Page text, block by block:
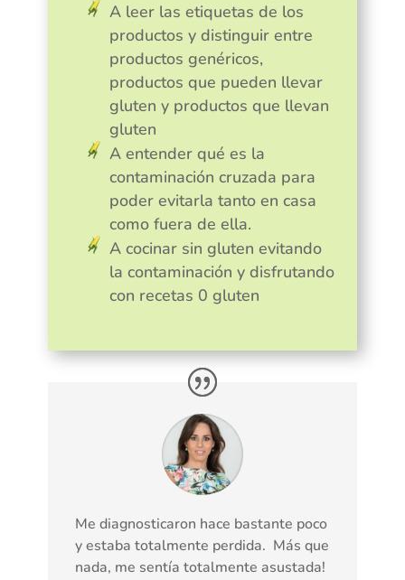
A leer las etiquetas de los
productos y distinguir entre
productos genéricos,
productos que pueden llevar
gluten y productos que llevan
gluten
A entender qué es la
contaminación cruzada para
poder evitarla tanto en casa
como fuera de ella.
A cocinar sin gluten evitando
la contaminación y disfrutando
con recetas 0 gluten
Me diagnosticaron hace bastante poco
y estaba totalmente perdida. Más que
nada, me sentía totalmente asustada!